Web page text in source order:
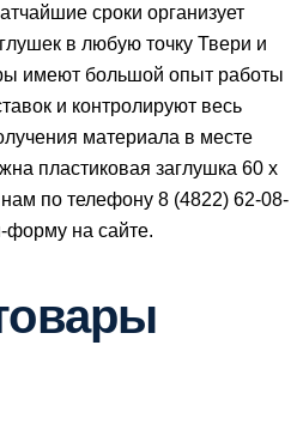
сроки организует
в любую точку Твери и
имеют большой опыт работы
и контролируют весь
материала в месте
пластиковая заглушка 60 х
по телефону 8 (4822) 62-08-
форму на сайте.